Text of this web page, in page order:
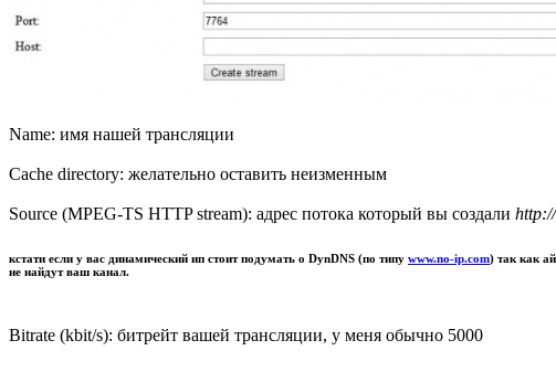
Name: имя нашей трансляции
Cache directory: желательно оставить неизменным
Source (MPEG-TS HTTP stream): адрес потока который вы создали
кстати если у вас динамический ип стоит подумать о DynDNS (по типу www.no-ip.com) так как
не найдут ваш канал.
Bitrate (kbit/s): битрейт вашей трансляции, у меня обычно 5000